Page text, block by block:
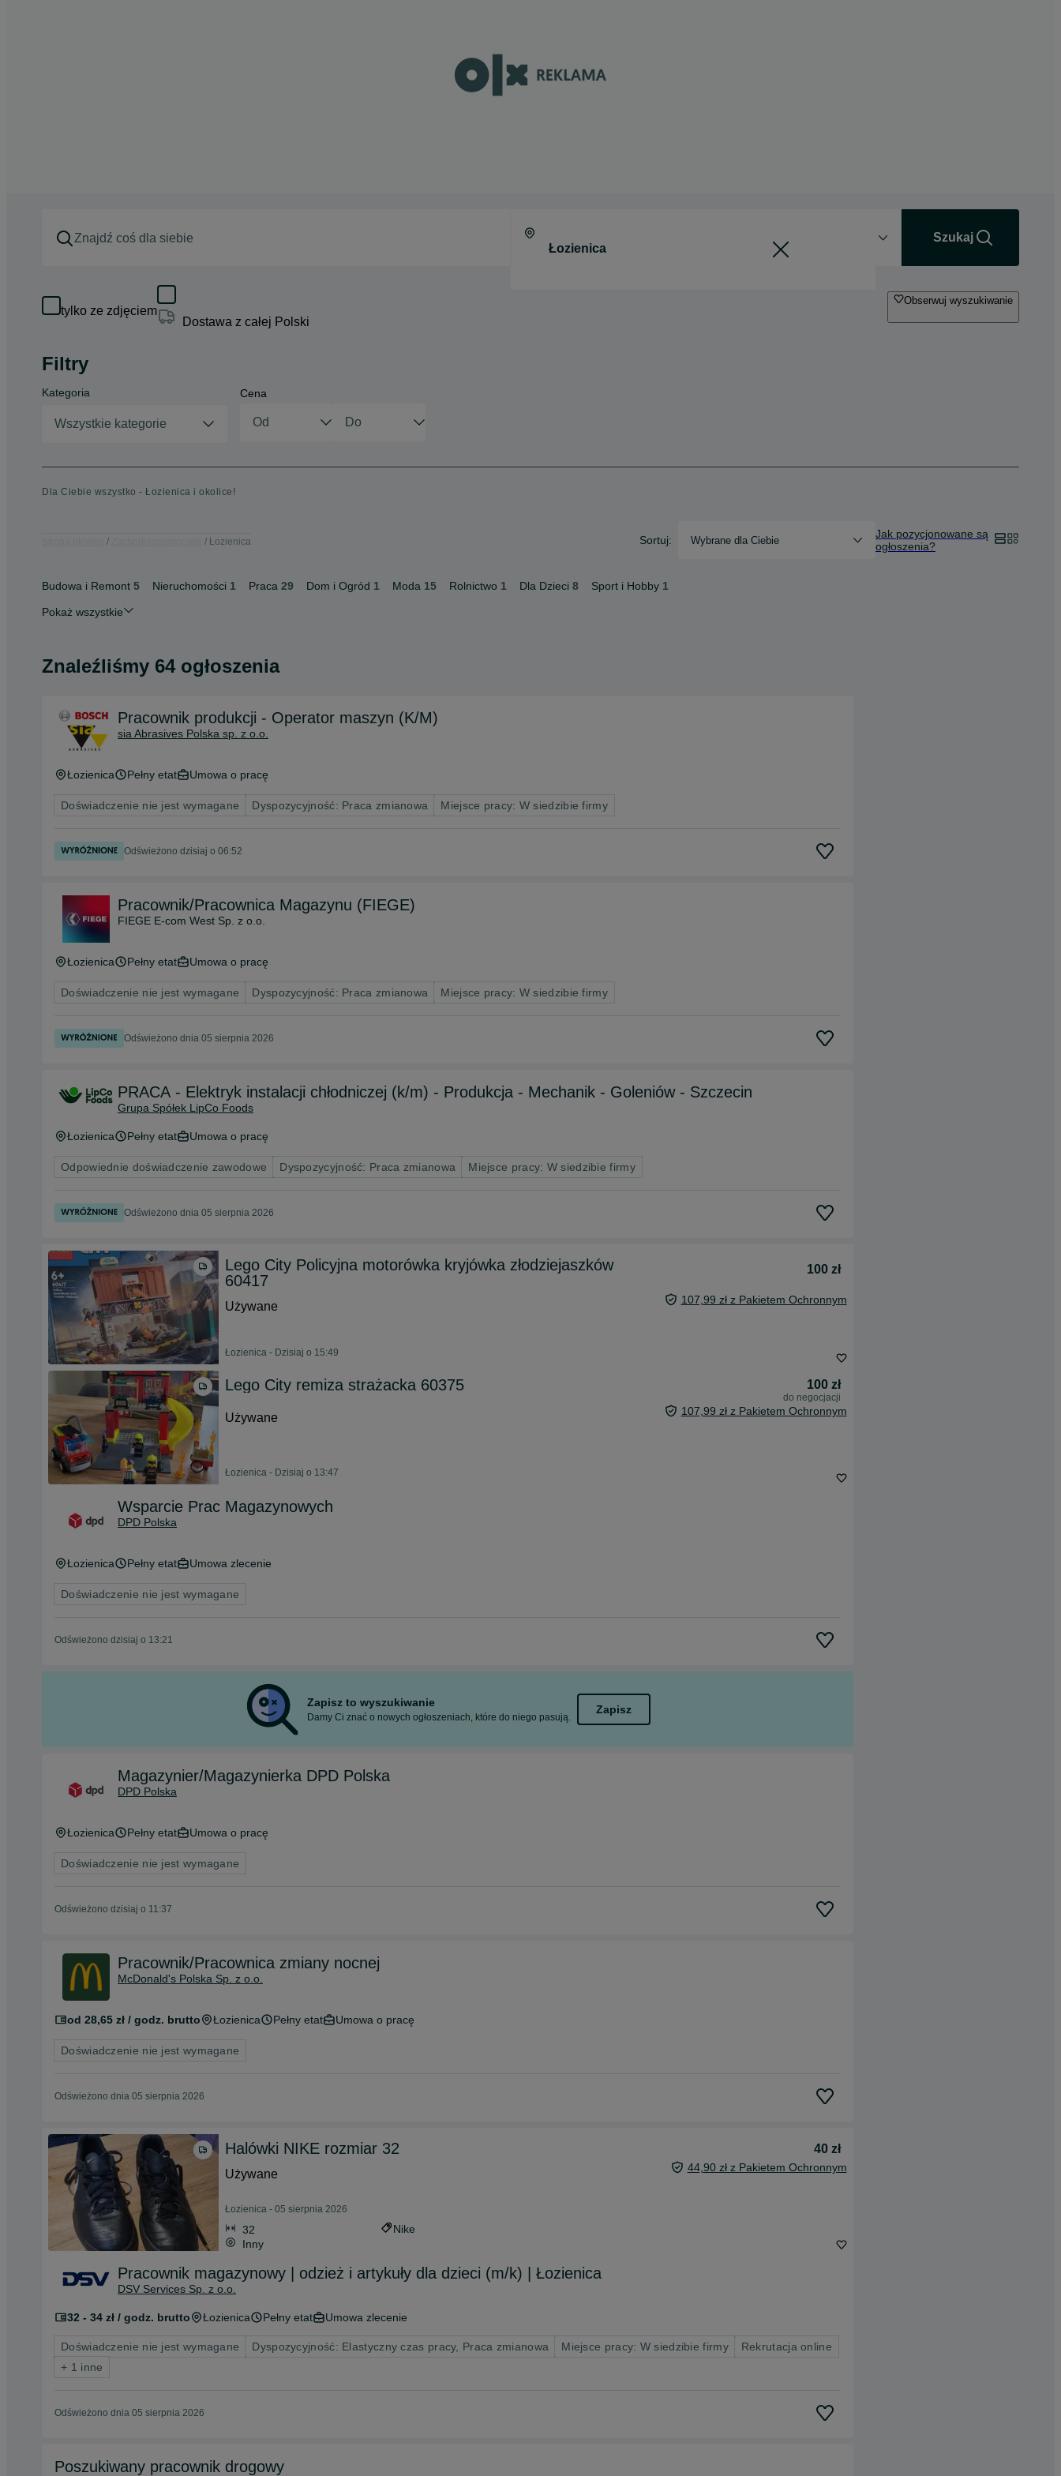
Szukaj
tylko ze zdjęciem
Dostawa z całej Polski
Obserwuj wyszukiwanie
Filtry
Kategoria
Wszystkie kategorie
Cena
Dla Ciebie wszystko - Łozienica i okolice!
Łozienica Sortuj: Wybrane dla Ciebie
Jak pozycjonowane są
ogłoszenia?
Budowa i Remont 5 Nieruchomości 1 Praca 29 Dom i Ogród 1 Moda 15 Rolnictwo 1 Dla Dzieci 8 Sport i Hobby 1
Pokaż wszystkie
Znaleźliśmy 64 ogłoszenia
Pracownik produkcji - Operator maszyn (K/M)
sia Abrasives Polska sp. z o.o.
Łozienica Pełny etat Umowa o pracę
Doświadczenie nie jest wymagane Dyspozycyjność: Praca zmianowa Miejsce pracy: W siedzibie firmy
Odświeżono dzisiaj o 06:52
Pracownik/Pracownica Magazynu (FIEGE)
FIEGE E-com West Sp. z o.o.
Łozienica Pełny etat Umowa o pracę
Doświadczenie nie jest wymagane Dyspozycyjność: Praca zmianowa Miejsce pracy: W siedzibie firmy
Odświeżono dnia 05 sierpnia 2026
PRACA - Elektryk instalacji chłodniczej (k/m) - Produkcja - Mechanik - Goleniów - Szczecin
Grupa Spółek LipCo Foods
Łozienica Pełny etat Umowa o pracę
Odpowiednie doświadczenie zawodowe Dyspozycyjność: Praca zmianowa Miejsce pracy: W siedzibie firmy
Odświeżono dnia 05 sierpnia 2026
Lego City Policyjna motorówka kryjówka złodziejaszków
60417
100 zł
Używane 107,99 zł z Pakietem Ochronnym
Łozienica - Dzisiaj o 15:49
Lego City remiza strażacka 60375 100 zł
do negocjacji
Używane 107,99 zł z Pakietem Ochronnym
Łozienica - Dzisiaj o 13:47
Wsparcie Prac Magazynowych
DPD Polska
Łozienica Pełny etat Umowa zlecenie
Doświadczenie nie jest wymagane
Odświeżono dzisiaj o 13:21
Zapisz to wyszukiwanie
Damy Ci znać o nowych ogłoszeniach, które do niego pasują.
Zapisz
Magazynier/Magazynierka DPD Polska
DPD Polska
Łozienica Pełny etat Umowa o pracę
Doświadczenie nie jest wymagane
Odświeżono dzisiaj o 11:37
Pracownik/Pracownica zmiany nocnej
McDonald's Polska Sp. z o.o.
od 28,65 zł / godz. brutto Łozienica Pełny etat Umowa o pracę
Doświadczenie nie jest wymagane
Odświeżono dnia 05 sierpnia 2026
Halówki NIKE rozmiar 32
40 zł
Używane
44,90 zł z Pakietem Ochronnym
Łozienica - 05 sierpnia 2026
32
Nike
Inny
Pracownik magazynowy | odzież i artykuły dla dzieci (m/k) | Łozienica
DSV Services Sp. z o.o.
32 - 34 zł / godz. brutto Łozienica Pełny etat Umowa zlecenie
Doświadczenie nie jest wymagane Dyspozycyjność: Elastyczny czas pracy, Praca zmianowa Miejsce pracy: W siedzibie firmy
Rekrutacja online
+ 1 inne
Odświeżono dnia 05 sierpnia 2026
Poszukiwany pracownik drogowy